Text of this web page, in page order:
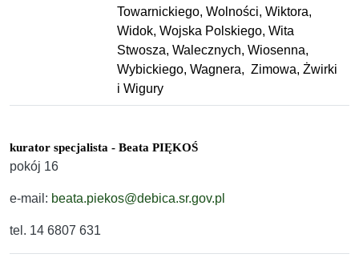
Towarnickiego, Wolności, Wiktora,
Widok, Wojska Polskiego, Wita
Stwosza, Walecznych, Wiosenna,
Wybickiego, Wagnera, Zimowa, Żwirki
i Wigury
kurator specjalista - Beata PIĘKOŚ
pokój 16
e-mail: beata.piekos@debica.sr.gov.pl
tel. 14 6807 631